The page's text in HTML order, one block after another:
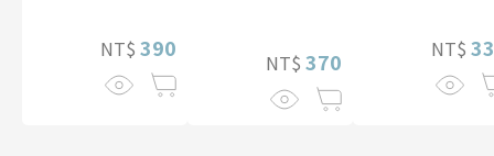
NT$ 390
NT$ 370 NT$